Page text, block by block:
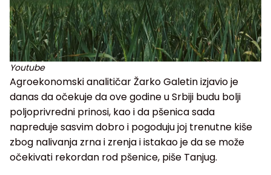
Youtube
Agroekonomski analitičar Žarko Galetin izjavio je
danas da očekuje da ove godine u Srbiji budu bolji
poljoprivredni prinosi, kao i da pšenica sada
napreduje sasvim dobro i pogoduju joj trenutne kiše
zbog nalivanja zrna i zrenja i istakao je da se može
očekivati rekordan rod pšenice, piše Tanjug.